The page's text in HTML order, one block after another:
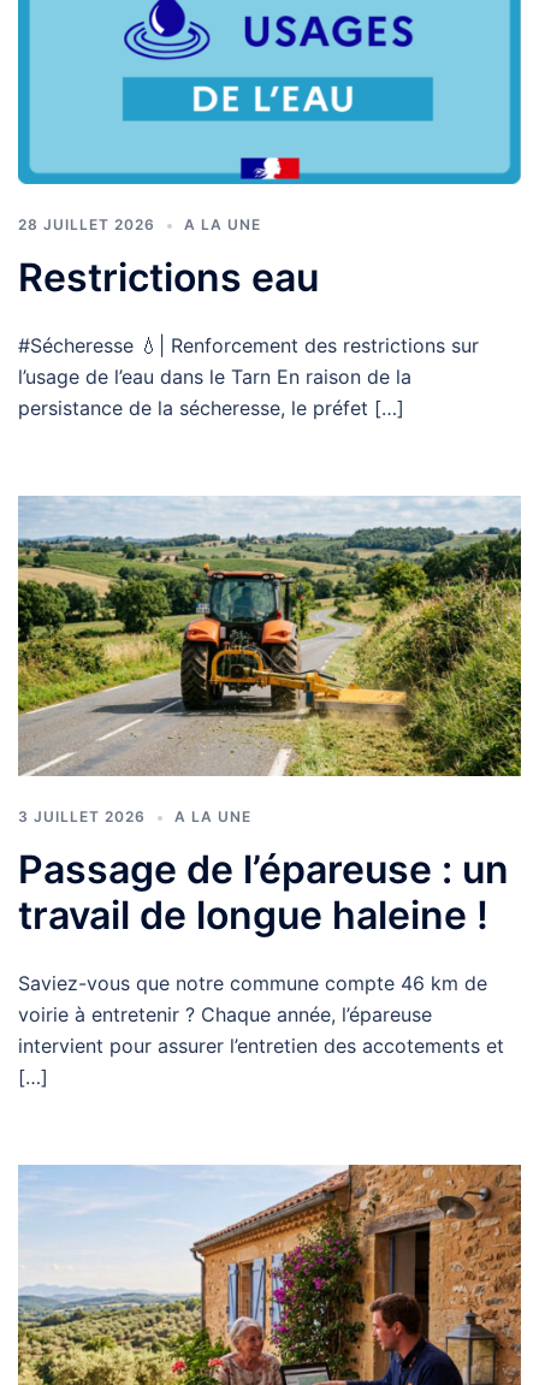
28 JUILLET 2026 A LA UNE
Restrictions eau
#Sécheresse 💧| Renforcement des restrictions sur
l’usage de l’eau dans le Tarn En raison de la
persistance de la sécheresse, le préfet […]
3 JUILLET 2026 A LA UNE
Passage de l’épareuse : un
travail de longue haleine !
Saviez-vous que notre commune compte 46 km de
voirie à entretenir ? Chaque année, l’épareuse
intervient pour assurer l’entretien des accotements et
[…]